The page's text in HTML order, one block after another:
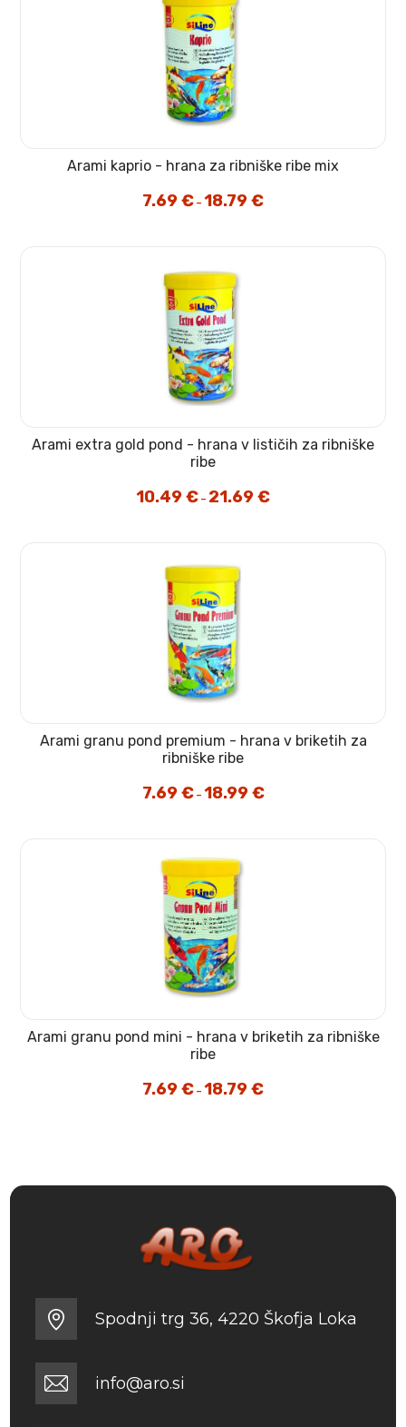
Arami kaprio - hrana za ribniške ribe mix
7.69€ – 18.79€Cenovni
razpon:
Arami extra gold pond - hrana v lističih za ribniške
ribe
10.49€ – 21.69€Cenovni
razpon:
Arami granu pond premium - hrana v briketih za
ribniške ribe
7.69€ – 18.99€Cenovni
razpon:
Arami granu pond mini - hrana v briketih za ribniške
ribe
7.69€ – 18.79€Cenovni
razpon:
Spodnji trg 36, 4220 Škofja Loka
info@aro.si